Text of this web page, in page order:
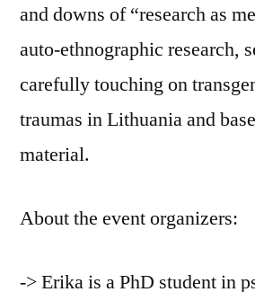
and downs of “research as
auto-ethnographic research,
carefully touching on
traumas in Lithuania and
material.
About the event organizers:
-> Erika is a PhD student in